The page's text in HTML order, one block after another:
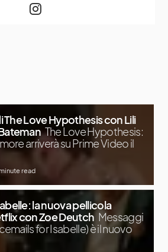
The Love Hypothesis con Lili
The Love Hypothesis:
arriverà su Prime Video il
read
la nuova pellicola
con Zoe Deutch Messaggi
for Isabelle) è il nuovo